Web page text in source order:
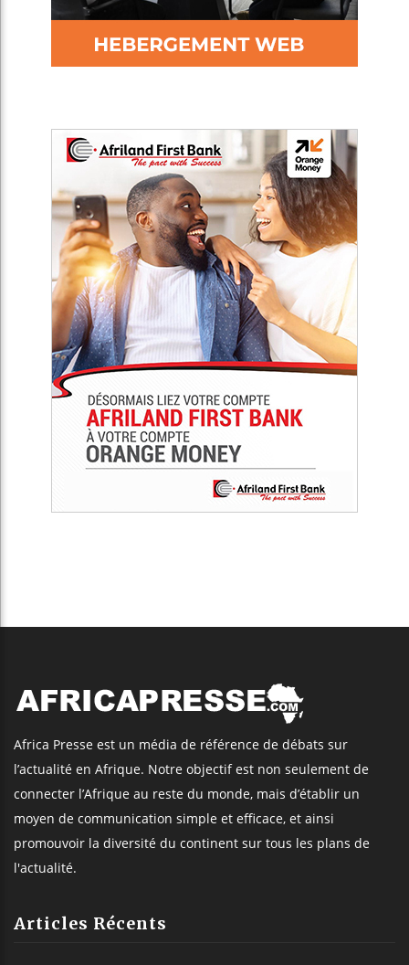
Africa Presse est un média de référence de débats sur
l’actualité en Afrique. Notre objectif est non seulement de
connecter l’Afrique au reste du monde, mais d’établir un
moyen de communication simple et efficace, et ainsi
promouvoir la diversité du continent sur tous les plans de
l'actualité.
Articles Récents